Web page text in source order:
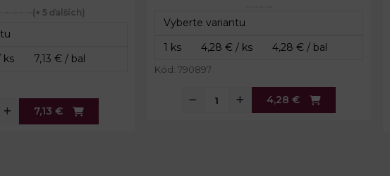
(+ 5 ďalších)
7,13 €
Kód: 790897
4,28 €